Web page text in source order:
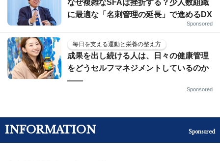
なぜ複雑なSFAは挫折する？少人数組織
に最適な「名刺管理の延長」で進めるDX
Sponsored
毎日を支える運動と栄養の整え方
成果を出し続ける人は、日々の健康管理
をどうセルフマネジメントしているのか
——
Sponsored
INFORMATION Sponsored